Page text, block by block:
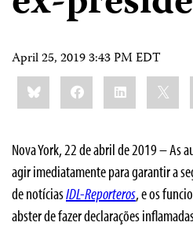
April 25, 2019 3:43 PM EDT
Share
this:BlueskyFacebookLinkedIn
Nova York, 22 de abril de 2019 – As
agir imediatamente para garantir a
de notíciasIDL-Reporteros, e os
abster de fazer declarações